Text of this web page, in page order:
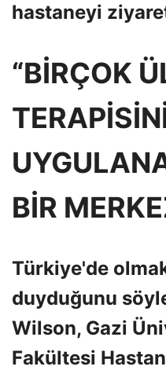
hastaneyi
“BİRÇOK
BİR
Türkiye'de
duyduğunu
Wilson, Gazi
Fakültesi